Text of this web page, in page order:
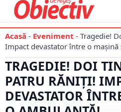
Acasă - Eveniment - Tragedie!
Impact devastator între o mașină
TRAGEDIE! DOI
PATRU RĂNIȚI!
DEVASTATOR